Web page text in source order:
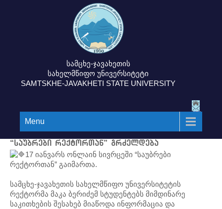
სამცხე-ჯავახეთის
სახელმწიფო უნივერსიტეტი
SAMTSKHE-JAVAKHETI STATE UNIVERSITY
Menu
“საუბრები რექტორთან” გრძელდება
17 იანვარს ონლაინ სივრცეში “საუბრები
რექტორთან” გაიმართა.
სამცხე-ჯავახეთის სახელმწიფო უნივერსიტეტის
რექტორმა მაკა ბერიძემ სტუდენტებს მიმდინარე
საკითხების შესახებ მიაწოდა ინფორმაცია და